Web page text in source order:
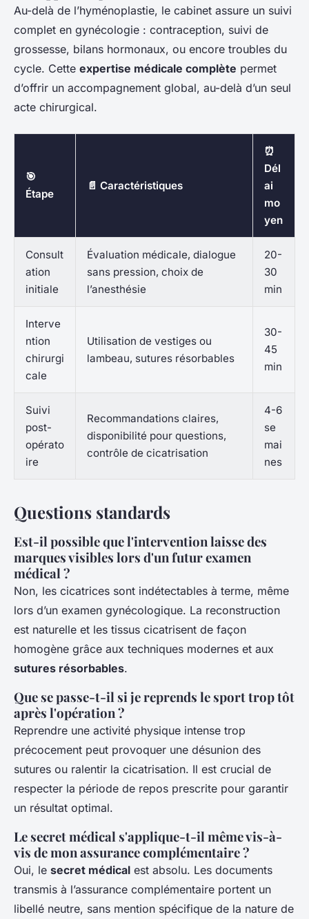
Au-delà de l’hyménoplastie, le cabinet assure un suivi
complet en gynécologie : contraception, suivi de
grossesse, bilans hormonaux, ou encore troubles du
cycle. Cette expertise médicale complète permet
d’offrir un accompagnement global, au-delà d’un seul
acte chirurgical.
🎯
Étape
📄 Caractéristiques
⏰
Dél
ai
mo
yen
Consult
ation
initiale
Évaluation médicale, dialogue
sans pression, choix de
l’anesthésie
20-
30
min
Interve
ntion
chirurgi
cale
Utilisation de vestiges ou
lambeau, sutures résorbables
30-
45
min
Suivi
post-
opérato
ire
Recommandations claires,
disponibilité pour questions,
contrôle de cicatrisation
4-6
se
mai
nes
Questions standards
Est-il possible que l'intervention laisse des
marques visibles lors d'un futur examen
médical ?
Non, les cicatrices sont indétectables à terme, même
lors d’un examen gynécologique. La reconstruction
est naturelle et les tissus cicatrisent de façon
homogène grâce aux techniques modernes et aux
sutures résorbables.
Que se passe-t-il si je reprends le sport trop tôt
après l'opération ?
Reprendre une activité physique intense trop
précocement peut provoquer une désunion des
sutures ou ralentir la cicatrisation. Il est crucial de
respecter la période de repos prescrite pour garantir
un résultat optimal.
Le secret médical s'applique-t-il même vis-à-
vis de mon assurance complémentaire ?
Oui, le secret médical est absolu. Les documents
transmis à l’assurance complémentaire portent un
libellé neutre, sans mention spécifique de la nature de